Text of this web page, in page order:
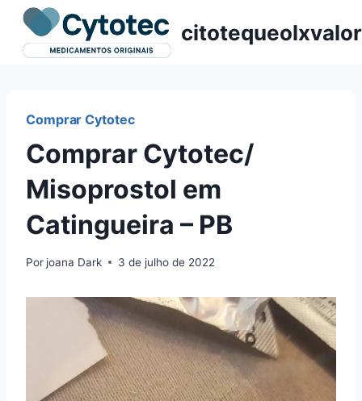
Pular
para
citotequeolxvalor
Comprar Cytotec
Comprar Cytotec/
Misoprostol em
Catingueira – PB
Por joana Dark 3 de julho de 2022